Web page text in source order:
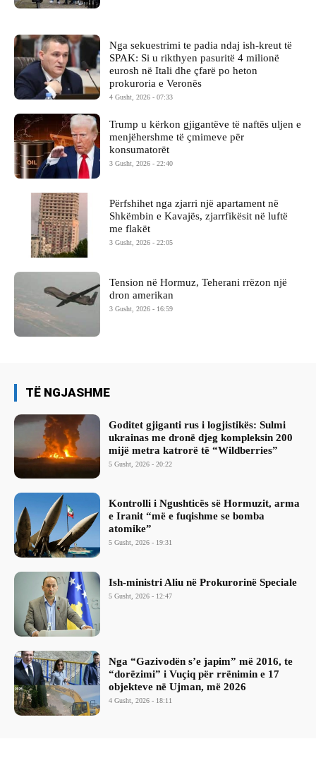
Nga sekuestrimi te padia ndaj ish-kreut të
SPAK: Si u rikthyen pasuritë 4 milionë
eurosh në Itali dhe çfarë po heton
prokuroria e Veronës
4 Gusht, 2026 - 07:33
Trump u kërkon gjigantëve të naftës uljen e
menjëhershme të çmimeve për
konsumatorët
3 Gusht, 2026 - 22:40
Përfshihet nga zjarri një apartament në
Shkëmbin e Kavajës, zjarrfikësit në luftë
me flakët
3 Gusht, 2026 - 22:05
Tension në Hormuz, Teherani rrëzon një
dron amerikan
3 Gusht, 2026 - 16:59
TË NGJASHME
Goditet gjiganti rus i logjistikës: Sulmi
ukrainas me dronë djeg kompleksin 200
mijë metra katrorë të “Wildberries”
5 Gusht, 2026 - 20:22
Kontrolli i Ngushticës së Hormuzit, arma
e Iranit “më e fuqishme se bomba
atomike”
5 Gusht, 2026 - 19:31
Ish-ministri ​Aliu në Prokurorinë Speciale
5 Gusht, 2026 - 12:47
Nga “Gazivodën s’e japim” më 2016, te
“dorëzimi” i Vuçiq për rrënimin e 17
objekteve në Ujman, më 2026
4 Gusht, 2026 - 18:11